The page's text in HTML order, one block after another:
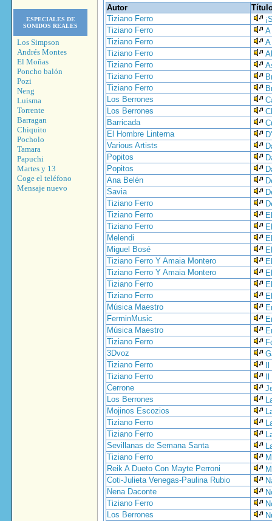
ESPECIALES DE
SONIDOS REALES
Los Simpson
Andrés Montes
El Moñas
Poncho balón
Pozi
Neng
Luisma
Torrente
Barragan
Chiquito
Pocholo
Tamara
Papuchi
Martes y 13
Coge el teléfono
Mensaje nuevo
Autor
Tiziano Ferro
Tiziano Ferro
A
Tiziano Ferro
A
Tiziano Ferro
Tiziano Ferro
Tiziano Ferro
Tiziano Ferro
Los Berrones
Los Berrones
Barricada
El Hombre Linterna
Various Artists
Popitos
Popitos
Ana Belén
Savia
Tiziano Ferro
Tiziano Ferro
Tiziano Ferro
Melendi
Miguel Bosé
Tiziano Ferro Y Amaia Montero
Tiziano Ferro Y Amaia Montero
Tiziano Ferro
Tiziano Ferro
Música Maestro
FerminMusic
Música Maestro
Tiziano Ferro
3Dvoz
Tiziano Ferro
Tiziano Ferro
Cerrone
Los Berrones
Mojinos Escozios
Tiziano Ferro
Tiziano Ferro
Sevillanas de Semana Santa
Tiziano Ferro
Reik A Dueto Con Mayte Perroni
Coti-Julieta Venegas-Paulina Rubio
Nena Daconte
Tiziano Ferro
Los Berrones